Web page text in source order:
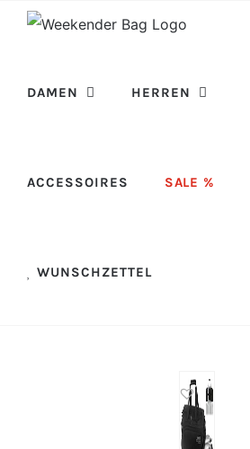
Skip
DAMEN HERREN
ACCESSOIRES SALE %
WUNSCHZETTEL